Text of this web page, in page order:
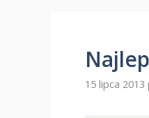
15 lipca 2013